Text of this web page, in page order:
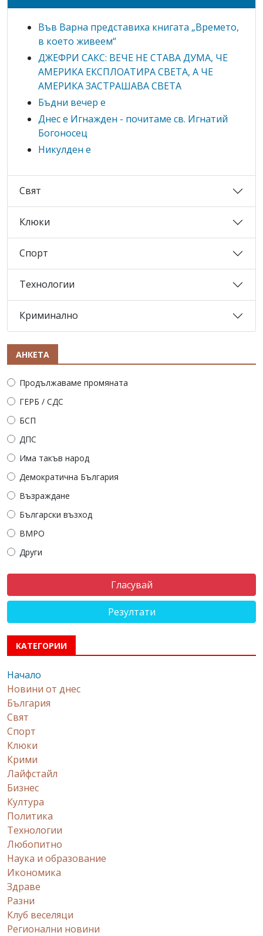
Във Варна представиха книгата „Времето,
в което живеем“
ДЖЕФРИ САКС: ВЕЧЕ НЕ СТАВА ДУМА, ЧЕ
АМЕРИКА ЕКСПЛОАТИРА СВЕТА, А ЧЕ
АМЕРИКА ЗАСТРАШАВА СВЕТА
Бъдни вечер е
Днес е Игнажден - почитаме св. Игнатий
Богоносец
Никулден е
Свят
Клюки
Спорт
Технологии
Криминално
АНКЕТА
Продължаваме промяната
ГЕРБ / СДС
БСП
ДПС
Има такъв народ
Демократична България
Възраждане
Български възход
ВМРО
Други
Резултати
КАТЕГОРИИ
Начало
Новини от днес
България
Свят
Спорт
Клюки
Крими
Лайфстайл
Бизнес
Култура
Политика
Технологии
Любопитно
Наука и образование
Икономика
Здраве
Разни
Клуб веселяци
Регионални новини